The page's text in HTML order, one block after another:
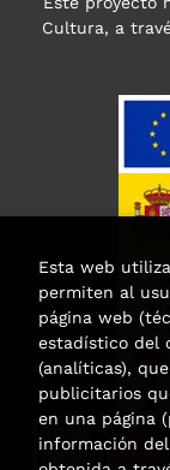
Cultura, a
Esta web
permiten al
página web
estadístico del
(analíticas),
publicitarios
en una página
información